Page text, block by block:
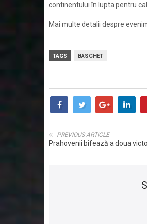
continentului în lupta pentru
Mai multe detalii despre
TAGS BASCHET
PREVIOUS ARTICLE
Prahovenii bifează a doua